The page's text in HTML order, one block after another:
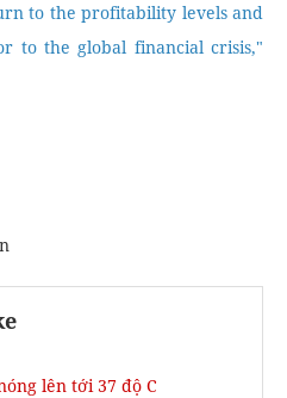
to the profitability levels and
to the global financial crisis,"
lên tới 37 độ C